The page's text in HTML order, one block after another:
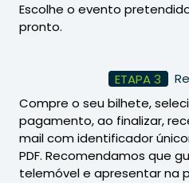
Escolhe o evento
pronto.
ETAPA 3
Compre o seu bilhete,
pagamento, ao finalizar,
mail com identificador
PDF. Recomendamos que
telemóvel e apresentar na